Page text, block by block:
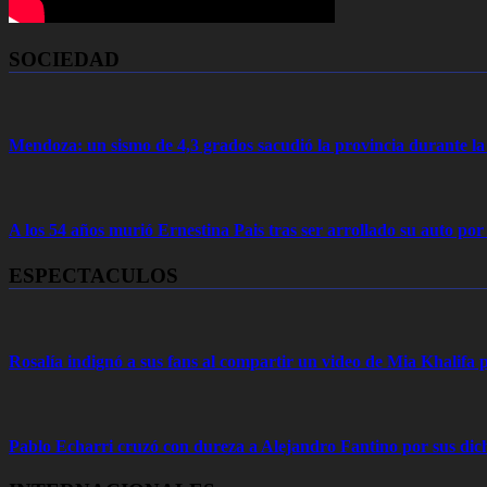
SOCIEDAD
Mendoza: un sismo de 4,3 grados sacudió la provincia durante
A los 54 años murió Ernestina Pais tras ser arrollado su auto
ESPECTACULOS
Rosalía indignó a sus fans al compartir un video de Mia Khalifa
Pablo Echarri cruzó con dureza a Alejandro Fantino por sus